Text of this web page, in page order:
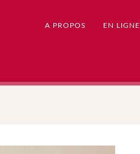
A PROPOS EN LIGNE